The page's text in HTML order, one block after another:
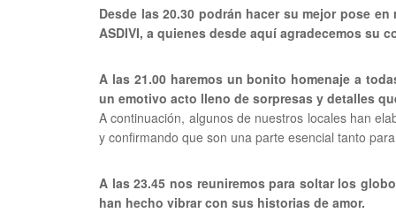
Desde las 20.30 podrán hacer su mejor pose
ASDIVI, a quienes desde aquí agradecemos su
A las 21.00 haremos un bonito homenaje a
un emotivo acto lleno de sorpresas y detalles
A continuación, algunos de nuestros locales han
y confirmando que son una parte esencial tanto
A las 23.45 nos reuniremos para soltar los
han hecho vibrar con sus historias de amor.